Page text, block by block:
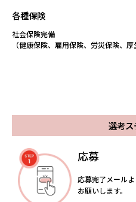
各種保険
社会保険完備
（健康保険、雇用保険、労災保険、厚
選考
応募
応募完了メール
お願いします。